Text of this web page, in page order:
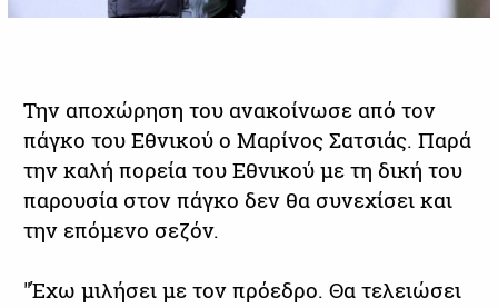
Την αποχώρηση του ανακοίνωσε από τον
πάγκο του Εθνικού ο Μαρίνος Σατσιάς. Παρά
την καλή πορεία του Εθνικού με τη δική του
παρουσία στον πάγκο δεν θα συνεχίσει και
την επόμενο σεζόν.
"Έχω μιλήσει με τον πρόεδρο. Θα τελειώσει